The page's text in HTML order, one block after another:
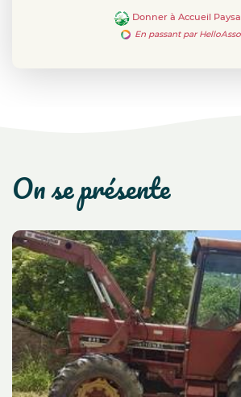
Donner à Accueil
En passant par HelloAsso
on se présente